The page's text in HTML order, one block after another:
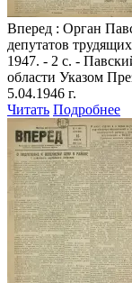
Вперед : Орган
депутатов
1947. - 2 с. -
области Указом
5.04.1946 г.
Читать Подробнее